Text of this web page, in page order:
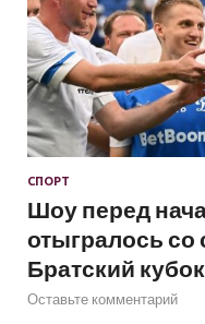
СПОРТ
Шоу перед
отыгралось со
Братский кубок
Оставьте комментарий